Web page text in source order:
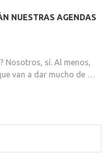
NUESTRAS AGENDAS
Nosotros, sí. Al menos,
van a dar mucho de …